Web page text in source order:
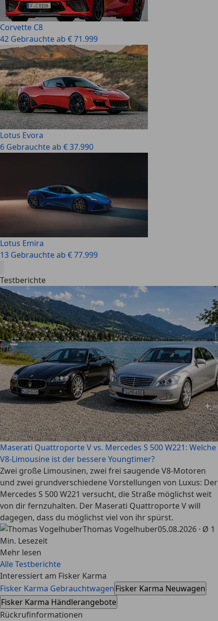
Corvette C8
42 Gebrauchte ab € 71.999
Lotus Evora
6 Gebrauchte ab € 37.990
Lotus Emira
13 Gebrauchte ab € 77.999
Testberichte
Maserati Quattroporte V vs. Mercedes S 500 W221: Welche
V8-Limousine ist der bessere Youngtimer?
Zwei große Limousinen, zwei frei saugende V8-Motoren
und zwei grundverschiedene Vorstellungen von Luxus: Der
Mercedes S 500 W221 versucht, die Straße möglichst weit
von dir fernzuhalten. Der Maserati Quattroporte V will
dagegen, dass du möglichst viel von ihr spürst.
Thomas Vogelhuber05.08.2026 · Ø 1
Min. Lesezeit
Mehr lesen
Alle Testberichte
Interessiert am Fisker Karma
Fisker Karma GebrauchtwagenFisker Karma Neuwagen
Fisker Karma Händlerangebote
Rückrufinformationen